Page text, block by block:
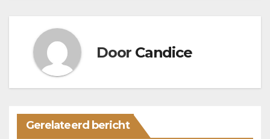
Door Candice
Gerelateerd bericht